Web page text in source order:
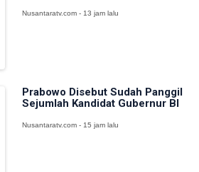
Nusantaratv.com - 13 jam lalu
Prabowo Disebut Sudah Panggil
Sejumlah Kandidat Gubernur BI
Nusantaratv.com - 15 jam lalu